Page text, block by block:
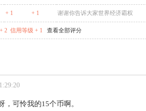
+ 1 + 1 谢谢你告诉大家世界经济霸权
2 信用等级 + 1 查看全部评分
，可怜我的15个币啊。